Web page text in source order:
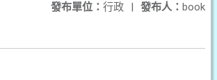
發布人： book
發布單位： 行政 |